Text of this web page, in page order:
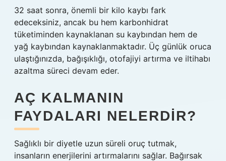
32 saat sonra, önemli bir kilo kaybı fark
edeceksiniz, ancak bu hem karbonhidrat
tüketiminden kaynaklanan su kaybından hem de
yağ kaybından kaynaklanmaktadır. Üç günlük oruca
ulaştığınızda, bağışıklığı, otofajiyi artırma ve iltihabı
azaltma süreci devam eder.
AÇ KALMANIN
FAYDALARI NELERDIR?
Sağlıklı bir diyetle uzun süreli oruç tutmak,
insanların enerjilerini artırmalarını sağlar. Bağırsak